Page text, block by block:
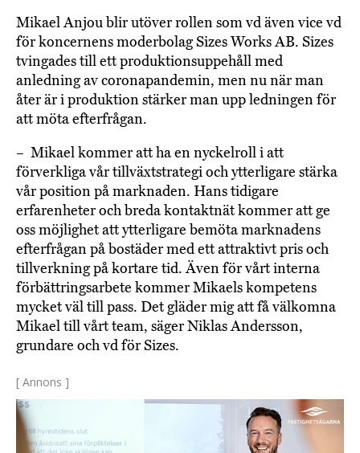
Mikael Anjou blir utöver rollen som vd även vice vd
för koncernens moderbolag Sizes Works AB. Sizes
tvingades till ett produktionsuppehåll med
anledning av coronapandemin, men nu när man
åter är i produktion stärker man upp ledningen för
att möta efterfrågan.
– Mikael kommer att ha en nyckelroll i att
förverkliga vår tillväxtstrategi och ytterligare stärka
vår position på marknaden. Hans tidigare
erfarenheter och breda kontaktnät kommer att ge
oss möjlighet att ytterligare bemöta marknadens
efterfrågan på bostäder med ett attraktivt pris och
tillverkning på kortare tid. Även för vårt interna
förbättringsarbete kommer Mikaels kompetens
mycket väl till pass. Det gläder mig att få välkomna
Mikael till vårt team, säger Niklas Andersson,
grundare och vd för Sizes.
[ Annons ]